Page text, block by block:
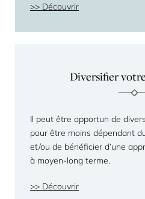
Découvrir
Diversifier
Il peut être opportun de
pour être moins dépendant
et/ou de bénéficier d’une
à moyen-long terme.
Découvrir